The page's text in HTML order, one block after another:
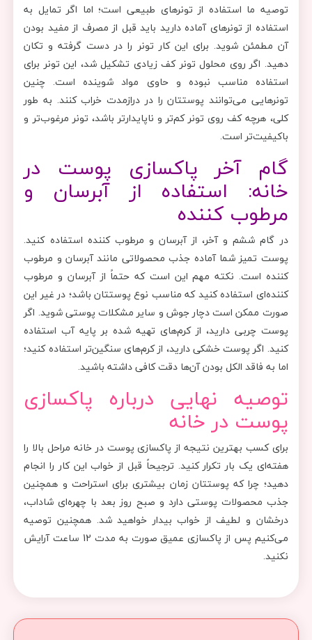
توصیه ما استفاده از تونرهای طبیعی است؛ اما اگر تمایل به
استفاده از تونرهای آماده دارید باید قبل از مصرف از مفید بودن
آن مطمئن شوید. برای این کار تونر را در دست گرفته و تکان
دهید. اگر روی محلول تونر کف زیادی تشکیل شد، این تونر برای
استفاده مناسب نبوده و حاوی مواد شوینده است. چنین
تونرهایی می‌توانند پوستتان را در درازمدت خراب کنند. به طور
کلی، هرچه کف روی تونر کم‌تر و ناپایدارتر باشد، تونر مرغوب‌تر و
باکیفیت‌تر است.
گام آخر پاکسازی پوست در
خانه: استفاده از آبرسان و
مرطوب کننده
در گام ششم و آخر، از آبرسان و مرطوب کننده استفاده کنید.
پوست تمیز شما آماده جذب محصولاتی مانند آبرسان و مرطوب
کننده است. نکته مهم این است که حتماً از آبرسان و مرطوب
کننده‌ای استفاده کنید که مناسب نوع پوستتان باشد؛ در غیر این
صورت ممکن است دچار جوش و سایر مشکلات پوستی شوید. اگر
پوست چربی دارید، از کرم‌های تهیه شده بر پایه آب استفاده
کنید. اگر پوست خشکی دارید، از کرم‌های سنگین‌تر استفاده کنید؛
اما به فاقد الکل بودن آن‌ها دقت کافی داشته باشید.
توصیه نهایی درباره پاکسازی
پوست در خانه
برای کسب بهترین نتیجه از پاکسازی پوست در خانه مراحل بالا را
هفته‌ای یک بار تکرار کنید. ترجیحاً قبل از خواب این کار را انجام
دهید؛ چرا که پوستتان زمان بیشتری برای استراحت و همچنین
جذب محصولات پوستی دارد و صبح روز بعد با چهره‌ای شاداب،
درخشان و لطیف از خواب بیدار خواهید شد. همچنین توصیه
می‌کنیم پس از پاکسازی عمیق صورت به مدت 12 ساعت آرایش
نکنید.